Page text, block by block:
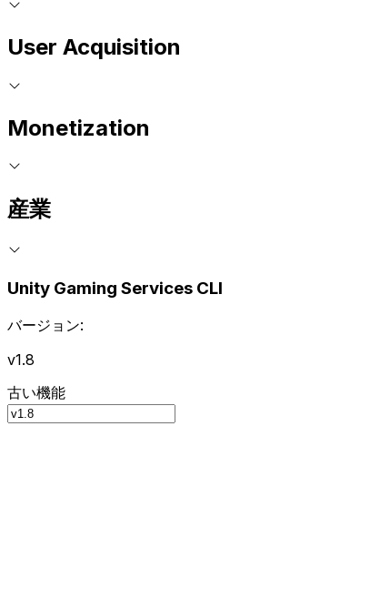
User Acquisition
Monetization
産業
Unity Gaming Services CLI
バージョン:
v1.8
古い機能